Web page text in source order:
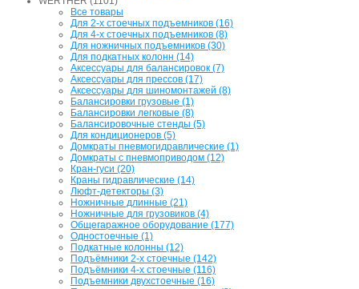
Все товары
Для 2-х стоечных подъемников (16)
Для 4-х стоечных подъемников (8)
Для ножничных подъемников (30)
Для подкатных колонн (14)
Аксессуары для балансировок (7)
Аксессуары для прессов (17)
Аксессуары для шиномонтажей (8)
Балансировки грузовые (1)
Балансировки легковые (8)
Балансировочные стенды (5)
Для кондиционеров (5)
Домкраты пневмогидравлические (1)
Домкраты с пневмоприводом (12)
Кран-гуси (20)
Краны гидравлические (14)
Люфт-детекторы (3)
Ножничные длинные (21)
Ножничные для грузовиков (4)
Общегаражное оборудование (177)
Одностоечные (1)
Подкатные колонны (12)
Подъёмники 2-х стоечные (142)
Подъёмники 4-х стоечные (116)
Подъемники двухстоечные (16)